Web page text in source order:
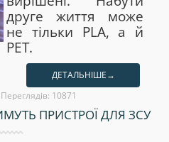
друге життя може
не тільки PLA, а й
PET.
ДЕТАЛЬНІШЕ→
Переглядів: 10871
ПРИСТРОЇ ДЛЯ ЗСУ